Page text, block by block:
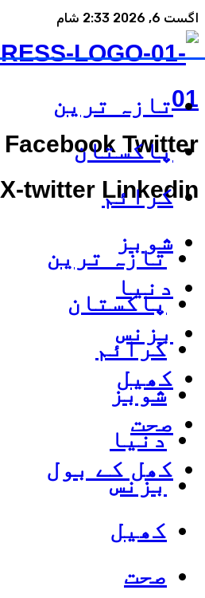
اگست 6, 2026 2:33 شام
Facebook Twitter
X-twitter Linkedin
تازہ ترین
پاکستان
کرائم
شوبز
دنیا
بزنس
کھیل
صحت
تازہ ترین
پاکستان
کرائم
شوبز
دنیا
بزنس
کھیل
صحت
کھل کے بول